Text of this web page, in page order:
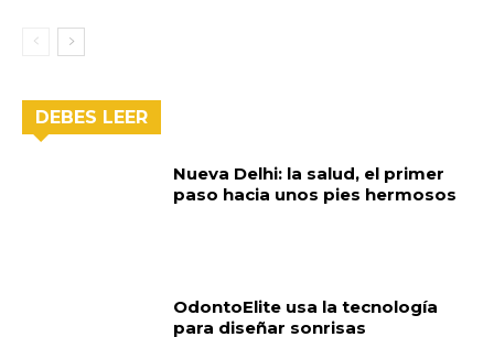
DEBES LEER
Nueva Delhi: la salud, el primer
paso hacia unos pies hermosos
OdontoElite usa la tecnología
para diseñar sonrisas